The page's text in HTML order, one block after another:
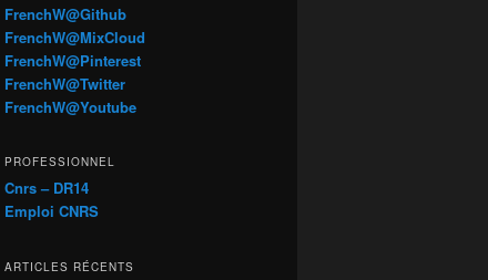
FrenchW@Github
FrenchW@MixCloud
FrenchW@Pinterest
FrenchW@Twitter
FrenchW@Youtube
PROFESSIONNEL
Cnrs – DR14
Emploi CNRS
ARTICLES RÉCENTS